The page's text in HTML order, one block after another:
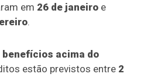
em 26 de janeiroe
.
benefícios acima do
estão previstos entre 2